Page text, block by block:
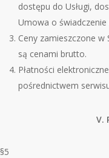
dostępu do Usługi,
Umowa o świadczenie
Ceny zamieszczone w
są cenami brutto.
Płatności
pośrednictwem
V.
§5